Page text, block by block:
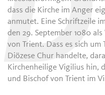
dass die Kirche im Anger
anmutet. Eine Schriftzeile
den 29. September 1080
von Trient. Dass es sich
Diözese Chur handelte,
Kirchenheilige Vigilius hin,
und Bischof von Trient im